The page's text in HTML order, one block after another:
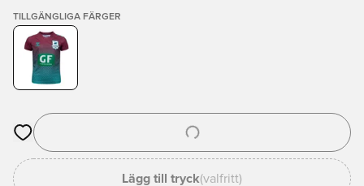
TILLGÄNGLIGA FÄRGER
Öppnar en Modal för att logga in eller registrera dig som
Lägg till tryck(valfritt)